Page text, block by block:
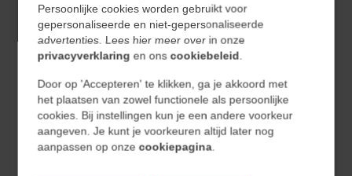
we hun unieke behoeften en vertalen we deze naar
effectieve en duurzame oplossingen.
onze oplossingen, maar ook hun relevantie en
effectiviteit op de lange termijn.
Persoonlijke cookies worden gebruikt voor
gepersonaliseerde en niet-gepersonaliseerde
advertenties. Lees hier meer over in onze
privacyverklaring en onscookiebeleid.
Door op 'Accepteren' te klikken, ga je akkoord met
het plaatsen van zowel functionele als persoonlijke
cookies. Bij instellingen kun je een andere voorkeur
aangeven. Je kunt je voorkeuren altijd later nog
aanpassen op onzecookiepagina.